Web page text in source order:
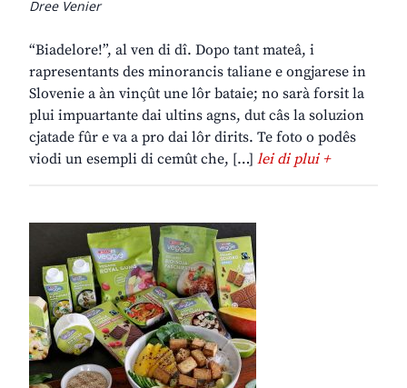
Dree Venier
“Biadelore!”, al ven di dî. Dopo tant mateâ, i
rapresentants des minorancis taliane e ongjarese in
Slovenie a àn vinçût une lôr bataie; no sarà forsit la
plui impuartante dai ultins agns, dut câs la soluzion
cjatade fûr e va a pro dai lôr dirits. Te foto o podês
viodi un esempli di cemût che, […] lei di plui +